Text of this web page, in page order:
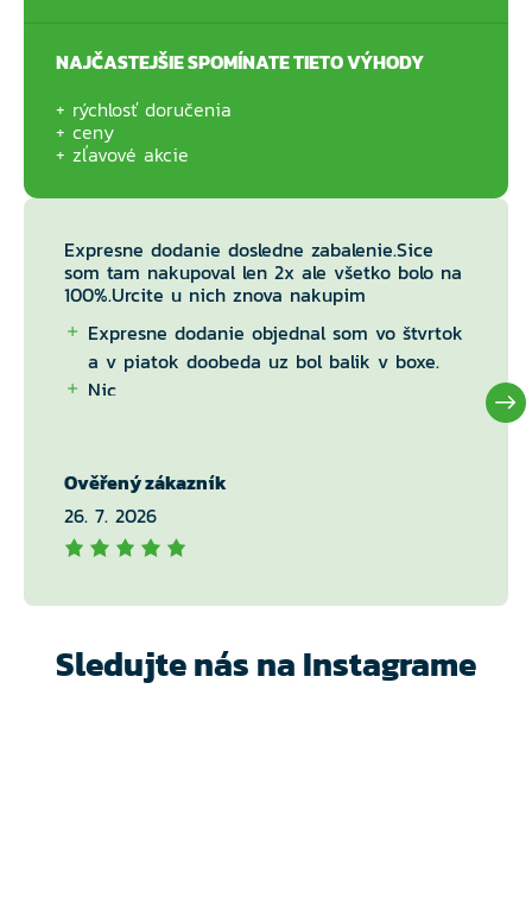
NAJČASTEJŠIE SPOMÍNATE TIETO VÝHODY
rýchlosť doručenia
ceny
zľavové akcie
Expresne dodanie dosledne zabalenie.Sice
som tam nakupoval len 2x ale všetko bolo na
100%.Urcite u nich znova nakupim
Expresne dodanie objednal som vo štvrtok
a v piatok doobeda uz bol balik v boxe.
Nic
Ověřený zákazník
26. 7. 2026
Sledujte nás na Instagrame